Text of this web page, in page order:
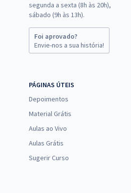
segunda a sexta (8h às 20h),
sábado (9h às 13h).
Foi aprovado?
Envie-nos a sua história!
PÁGINAS ÚTEIS
Depoimentos
Material Grátis
Aulas ao Vivo
Aulas Grátis
Sugerir Curso